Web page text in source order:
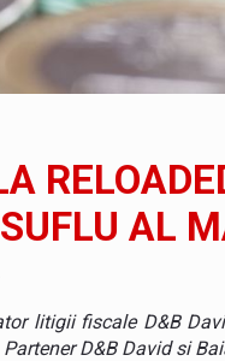
si echipa de
AL CINCILEA MEMBRU
in Romania
Future of Protein Demand
AL
litigii fiscale D&B
D&B David si